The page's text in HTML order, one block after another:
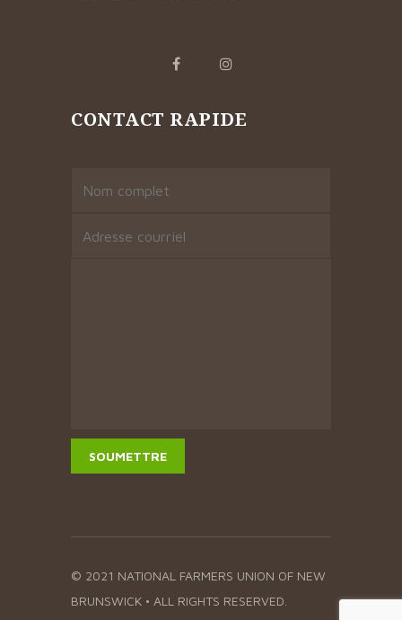
CONTACT RAPIDE
© 2021 NATIONAL FARMERS UNION OF NEW
BRUNSWICK • ALL RIGHTS RESERVED.